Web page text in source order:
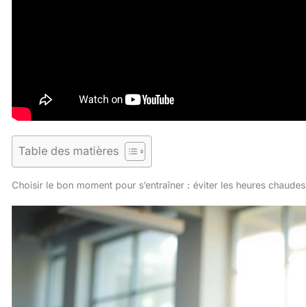
Table des matières
Choisir le bon moment pour s’entraîner : éviter les heures chaudes